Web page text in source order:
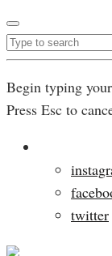
Begin typing
Press Esc to
twitter